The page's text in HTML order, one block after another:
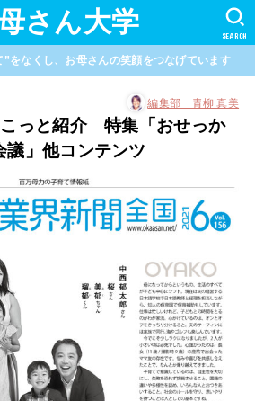
さん大学 SEARCH
”をなくし、お母さんの笑顔をつなげています
編集部 青柳 真美
っと紹介 特集「おせっか
議」他コンテンツ